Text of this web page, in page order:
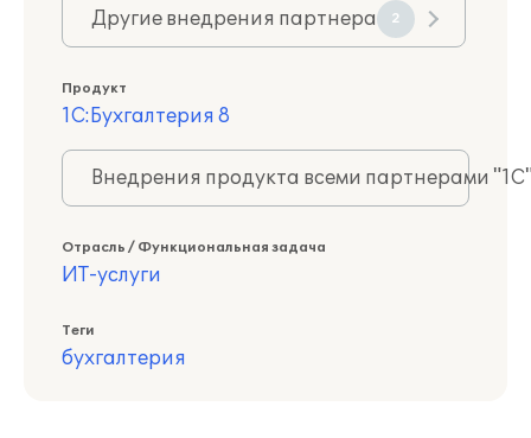
Другие внедрения партнера 2
Продукт
1С:Бухгалтерия 8
Внедрения продукта всеми партнерами
Отрасль / Функциональная задача
ИТ-услуги
Теги
бухгалтерия